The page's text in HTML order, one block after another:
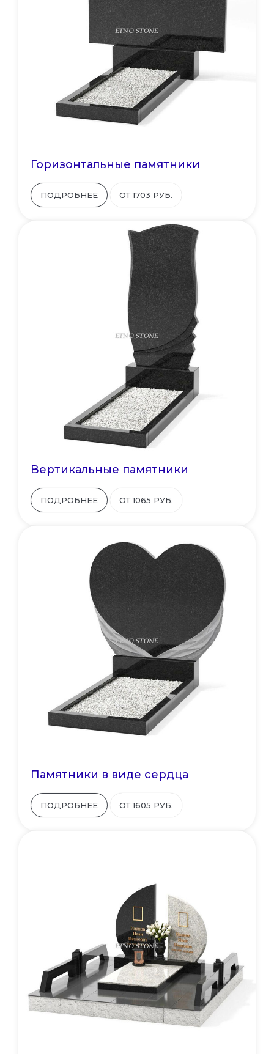
Горизонтальные памятники
ПОДРОБНЕЕ ОТ 1703 РУБ.
Вертикальные памятники
ПОДРОБНЕЕ ОТ 1065 РУБ.
Памятники в виде сердца
ПОДРОБНЕЕ ОТ 1605 РУБ.